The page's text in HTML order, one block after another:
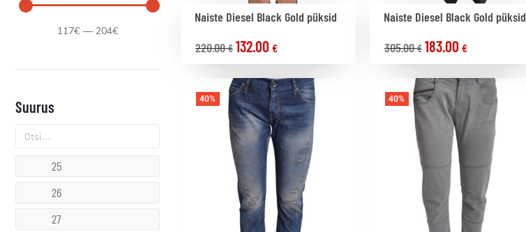
117€— 204€
Suurus
25
26
27
Naiste Diesel Black Gold püksid
220.00€ 132.00€
Naiste Diesel Black Gold püksid
305.00€ 183.00 €
40% 40%